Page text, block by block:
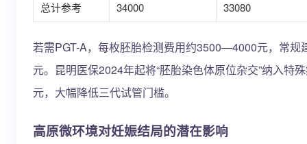
总计参考
34000 33080
若需PGT-A，每枚胚胎检测费用约3500—4000元，常
元。昆明医保2024年起将“胚胎染色体原位杂交”纳入特
元，大幅降低三代试管门槛。
高原微环境对妊娠结局的潜在影响